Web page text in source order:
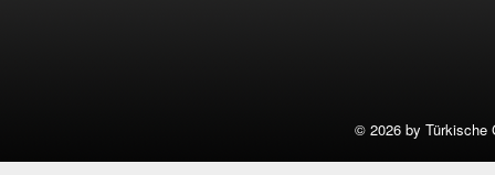
© 2026 by Türkische